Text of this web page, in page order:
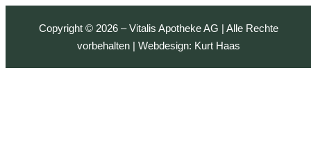
Copyright © 2026 – Vitalis Apotheke AG | Alle Rechte
vorbehalten | Webdesign: Kurt Haas